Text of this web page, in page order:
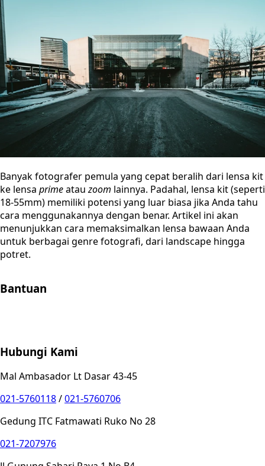
Banyak fotografer pemula yang cepat beralih dari lensa kit
ke lensa primeatauzoom lainnya. Padahal, lensa kit (seperti
18-55mm) memiliki potensi yang luar biasa jika Anda tahu
cara menggunakannya dengan benar. Artikel ini akan
menunjukkan cara memaksimalkan lensa bawaan Anda
untuk berbagai genre fotografi, dari landscape hingga
potret.
Bantuan
Hubungi Kami
Mal Ambasador Lt Dasar 43-45
021-5760118/021-5760706
Gedung ITC Fatmawati Ruko No 28
021-7207976